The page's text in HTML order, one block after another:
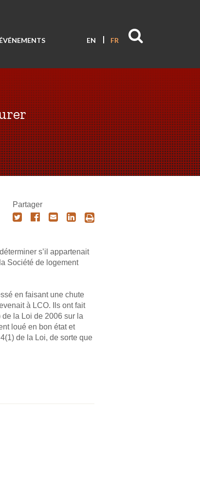
EN FR
Partager
s’il appartenait
Société de logement
en faisant une chute
à LCO. Ils ont fait
la Loi de 2006 sur la
loué en bon état et
de la Loi, de sorte que